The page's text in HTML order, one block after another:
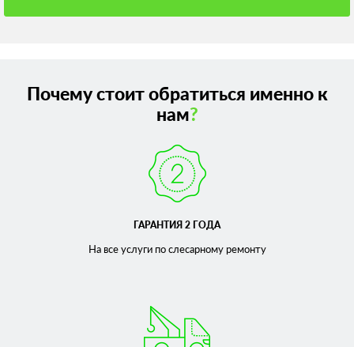
Почему стоит обратиться именно к
нам?
ГАРАНТИЯ 2 ГОДА
На все услуги по слесарномуремонту